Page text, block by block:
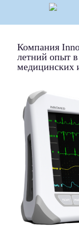
Перейти к
Компания
летний опыт в
медицинских